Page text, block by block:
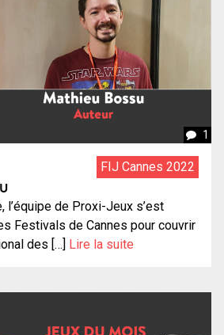
1
FIJ Cannes 2022
l’équipe de Proxi-Jeux s’est
Festivals de Cannes pour couvrir
des […] Lire la suite